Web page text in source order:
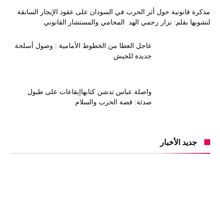
مذكرة قانونية حول أثر الحرب في السودان على عقود الإيجار السابقة
لنشوبها بقلم: نزار رحمي الهد المحامي والمستشار القانوني
عاجل العطا من الخطوط الأمامية : وصول أسلحة
جديدة للجيش
واصلة عباس تدشن كتابهاإيقاعات على طبول
صدئة: قصة الحرب والسلام
جديد الأخبار